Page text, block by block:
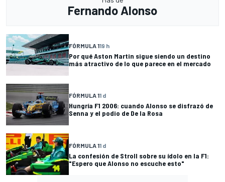
Fernando Alonso
FÓRMULA 119 h
Por qué Aston Martin sigue siendo un destino
más atractivo de lo que parece en el mercado
FÓRMULA 11 d
Hungría F1 2006: cuando Alonso se disfrazó de
Senna y el podio de De la Rosa
FÓRMULA 11 d
La confesión de Stroll sobre su ídolo en la F1:
"Espero que Alonso no escuche esto"